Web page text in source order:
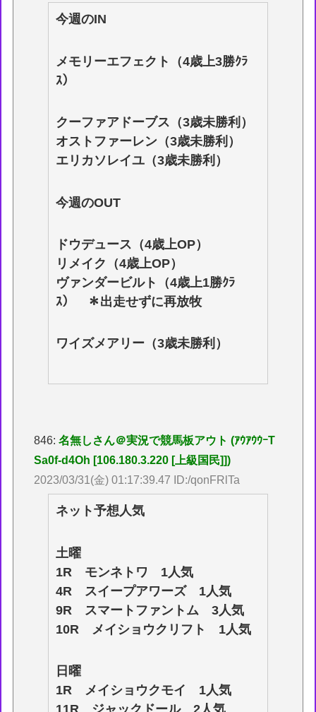
今週のIN
メモリーエフェクト（4歳上3勝ｸﾗ
ｽ）
クーファアドーブス（3歳未勝利）
オストファーレン（3歳未勝利）
エリカソレイユ（3歳未勝利）
今週のOUT
ドウデュース（4歳上OP）
リメイク（4歳上OP）
ヴァンダービルト（4歳上1勝ｸﾗ
ｽ） ＊出走せずに再放牧
ワイズメアリー（3歳未勝利）
846:名無しさん＠実況で競馬板アウト (ｱｳｱｳｳｰT
Sa0f-d4Oh [106.180.3.220 [上級国民]])
2023/03/31(金) 01:17:39.47 ID:/qonFRlTa
ネット予想人気
土曜
1R モンネトワ 1人気
4R スイープアワーズ 1人気
9R スマートファントム 3人気
10R メイショウクリフト 1人気
日曜
1R メイショウクモイ 1人気